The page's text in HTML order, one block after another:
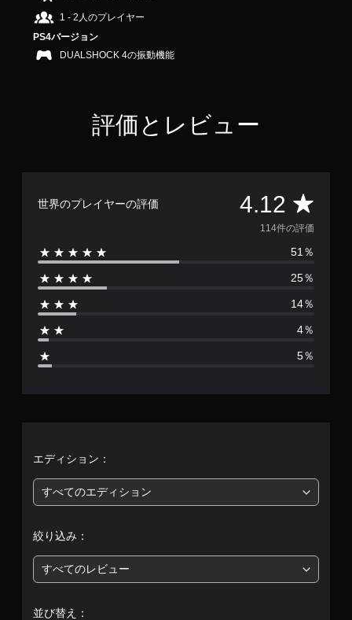
の
4
1
1 - 2人のプレイヤー
PS4バージョン
DUALSHOCK 4の振動機能
評価とレビュー
世界のプレイヤーの評価 4.12 評
価
数
は
1
評
は
5
114件の評価
51％
25％
14％
4％
5％
エディション：
すべてのエディション
絞り込み：
すべてのレビュー
並び替え：